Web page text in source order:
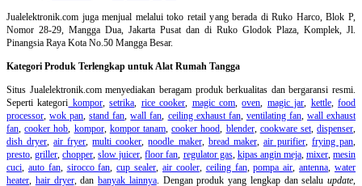
Jualelektronik.com juga menjual melalui toko retail yang berada di Ruko Harco, Blok P,
Nomor 28-29, Mangga Dua, Jakarta Pusat dan di Ruko Glodok Plaza, Komplek, Jl.
Pinangsia Raya Kota No.50 Mangga Besar.
Kategori Produk Terlengkap untuk Alat Rumah Tangga
Situs Jualelektronik.com menyediakan beragam produk berkualitas dan bergaransi resmi.
Seperti kategori kompor,setrika rice cooker magic com,oven magic jar kettle,food
processor ,wok pan ,stand fan ,wall fan ceiling exhaust fan, ventilating fan, wall exhaust
fan ,cooker hob kompor, kompor tanam,cooker hood blender, cookware set,dispenser
dish dryer ,air fryer ,multi cooker ,noodle maker, bread maker, air purifier, frying pan
presto ,griller ,chopper ,slow juicer ,floor fan regulator gas, kipas angin meja, mixer,mesin
cuci auto fan, sirocco fan ,cup sealer ,air cooler, ceiling fan,pompa air ,antenna ,water
heater hair dryer, dan banyak lainnya. Dengan produk yang lengkap dan selalu update